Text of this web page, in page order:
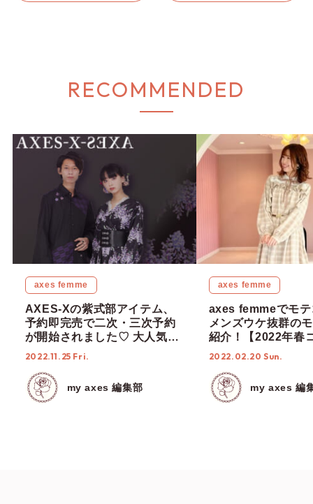
RECOMMENDED
axes femme
AXES-Xの紫式部アイテム、
予約即完売で二次・三次予約
が開始されました♡ 大人気の
アイテムをまとめてご紹介！
2022.11.25 Fri.
my axes 編集部
axes femme
axes femmeでモ
メンズウケ抜群の
紹介！【2022年春
2022.02.20 Sun.
my axes 編